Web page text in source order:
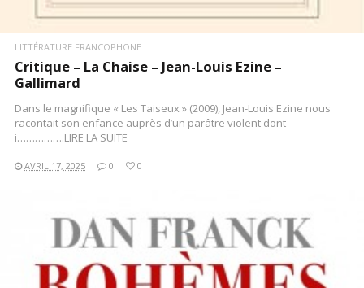
LITTÉRATURE FRANCOPHONE
Critique – La Chaise – Jean-Louis Ezine –
Gallimard
Dans le magnifique « Les Taiseux » (2009), Jean-Louis Ezine nous
racontait son enfance auprès d’un parâtre violent dont
i…………….LIRE LA SUITE
AVRIL 17, 2025 0 0